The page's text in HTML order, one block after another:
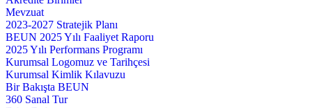
Mevzuat
2023-2027 Stratejik Planı
BEUN 2025 Yılı Faaliyet Raporu
2025 Yılı Performans Programı
Kurumsal Logomuz ve Tarihçesi
Kurumsal Kimlik Kılavuzu
Bir Bakışta BEUN
360 Sanal Tur